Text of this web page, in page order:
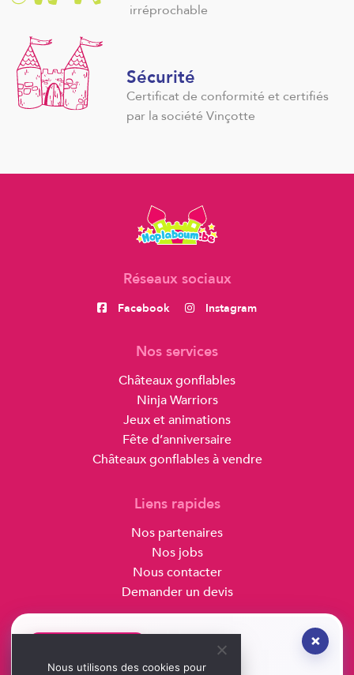
irréprochable
Sécurité
Certificat de conformité et certifiés
par la société Vinçotte
Réseaux sociaux
Facebook Instagram
Nos services
Châteaux gonflables
Ninja Warriors
Jeux et animations
Fête d’anniversaire
Châteaux gonflables à vendre
Liens rapides
Nos partenaires
Nos jobs
Nous contacter
Demander un devis
Hoplaboum
Rue des Thils 19
×
Nous utilisons des cookies pour